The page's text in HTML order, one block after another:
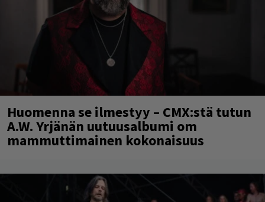
Huomenna se ilmestyy – CMX:stä tutun
A.W. Yrjänän uutuusalbumi om
mammuttimainen kokonaisuus